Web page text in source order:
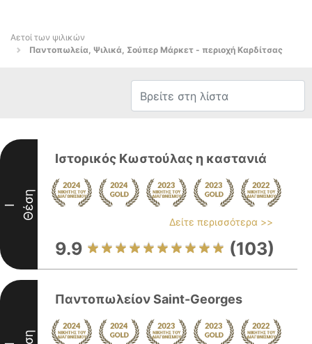
Αετοί των ψιλικών
Παντοπωλεία, Ψιλικά, Σούπερ Μάρκετ - περιοχή Καρδίτσας
I Θέση
Ιστορικός Κωστούλας η καστανιά
Δείτε περισσότερα >>
9.9 (103)
Παντοπωλείον Saint-Georges